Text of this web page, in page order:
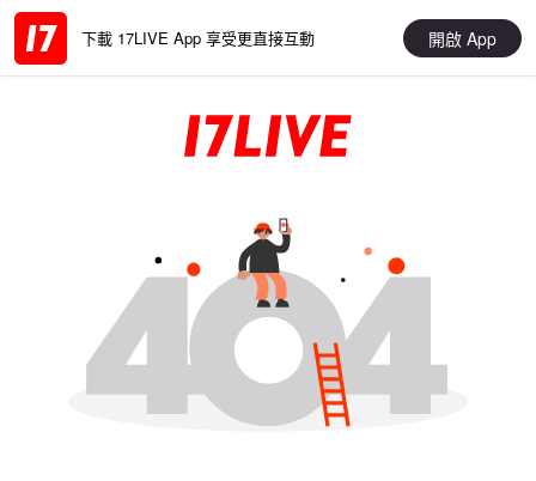
下載 17LIVE App 享受更直接互動 開啟 App